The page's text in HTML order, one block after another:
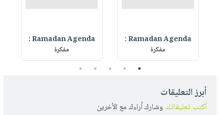
Ramadan Agenda :
مفكرة
Ramadan Agenda :
مفكرة
1
2
3
4
5
أبرز التعليقات
أكتب تعليقاتك وشارك أراءك مع الأخرين